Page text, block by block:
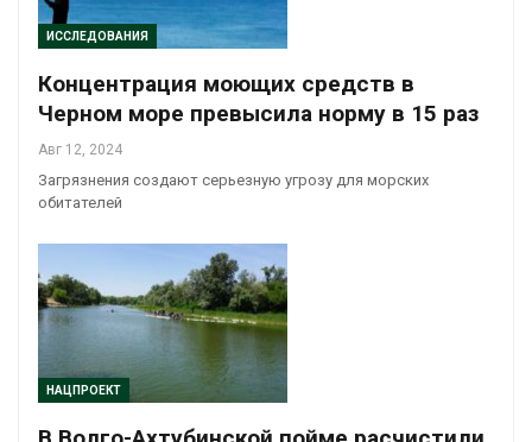
ИССЛЕДОВАНИЯ
Концентрация моющих средств в
Черном море превысила норму в 15 раз
Авг 12, 2024
Загрязнения создают серьезную угрозу для морских
обитателей
НАЦПРОЕКТ